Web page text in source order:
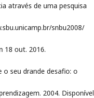
através de uma pesquisa
snbu2008/
18 out. 2016.
o seu drande desafio: o
2004. Disponível